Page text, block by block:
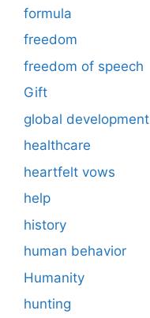
formula
freedom
freedom of speech
Gift
global development
healthcare
heartfelt vows
help
history
human behavior
Humanity
hunting